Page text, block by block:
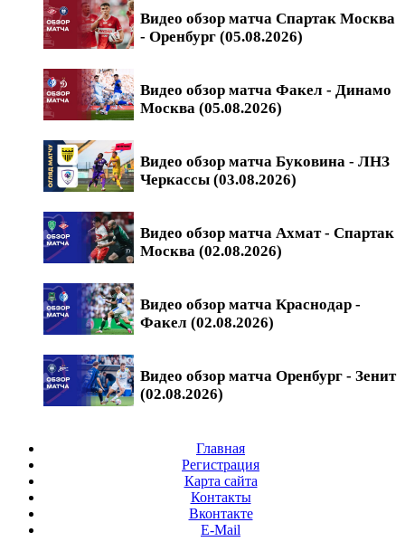
Видео обзор матча Спартак Москва
- Оренбург (05.08.2026)
Видео обзор матча Факел - Динамо
Москва (05.08.2026)
Видео обзор матча Буковина - ЛНЗ
Черкассы (03.08.2026)
Видео обзор матча Ахмат - Спартак
Москва (02.08.2026)
Видео обзор матча Краснодар -
Факел (02.08.2026)
Видео обзор матча Оренбург - Зенит
(02.08.2026)
Главная
Регистрация
Карта сайта
Контакты
Вконтакте
E-Mail